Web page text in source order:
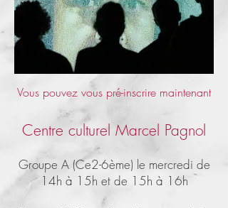
Vous pouvez vous pré-inscrire maintenant
Centre culturel Marcel Pagnol
Groupe A (Ce2-6ème) le mercredi de
14h à 15h et de 15h à 16h